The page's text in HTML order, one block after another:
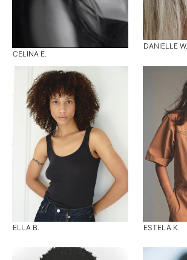
CELINA E.
DANIELLE W.
ELLA B. ESTELA K.